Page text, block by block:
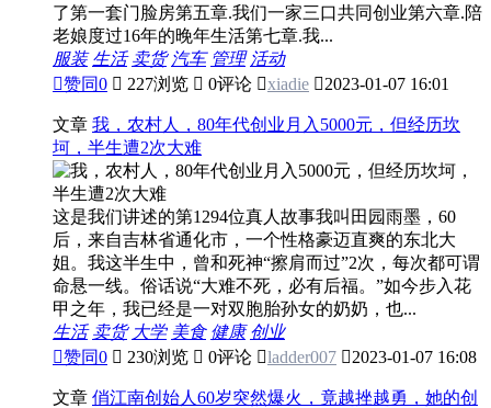
了第一套门脸房第五章.我们一家三口共同创业第六章.陪
老娘度过16年的晚年生活第七章.我...
服装 生活 卖货 汽车 管理 活动
赞同0  227浏览  0评论 xiadie 2023-01-07 16:01
文章 我，农村人，80年代创业月入5000元，但经历坎
坷，半生遭2次大难
这是我们讲述的第1294位真人故事我叫田园雨墨，60
后，来自吉林省通化市，一个性格豪迈直爽的东北大
姐。我这半生中，曾和死神“擦肩而过”2次，每次都可谓
命悬一线。俗话说“大难不死，必有后福。”如今步入花
甲之年，我已经是一对双胞胎孙女的奶奶，也...
生活 卖货 大学 美食 健康 创业
赞同0  230浏览  0评论 ladder007 2023-01-07 16:08
文章 俏江南创始人60岁突然爆火，竟越挫越勇，她的创